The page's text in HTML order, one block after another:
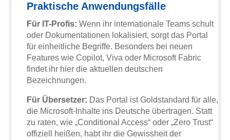
Praktische Anwendungsfälle
Für IT-Profis: Wenn ihr internationale Teams schult
oder Dokumentationen lokalisiert, sorgt das Portal
für einheitliche Begriffe. Besonders bei neuen
Features wie Copilot, Viva oder Microsoft Fabric
findet ihr hier die aktuellen deutschen
Bezeichnungen.
Für Übersetzer: Das Portal ist Goldstandard für alle,
die Microsoft-Inhalte ins Deutsche übertragen. Statt
zu raten, wie „Conditional Access“ oder „Zero Trust“
offiziell heißen, habt ihr die Gewissheit der